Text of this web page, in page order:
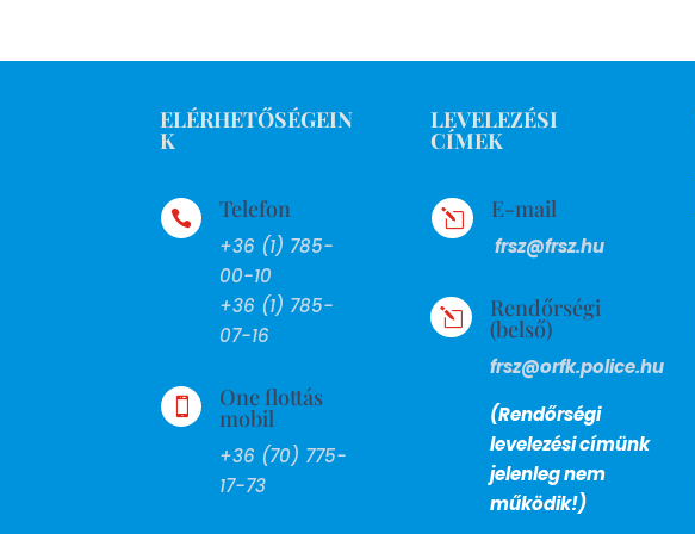
ELÉRHETŐSÉGEIN
K
 Telefon
+36 (1) 785-
00-10
+36 (1) 785-
07-16
 One flottás
mobil
+36 (70) 775-
17-73
LEVELEZÉSI
CÍMEK
l E-mail
frsz@frsz.hu
l Rendőrségi
(belső)
frsz@orfk.police.hu
(Rendőrségi
levelezési címünk
jelenleg nem
működik!)